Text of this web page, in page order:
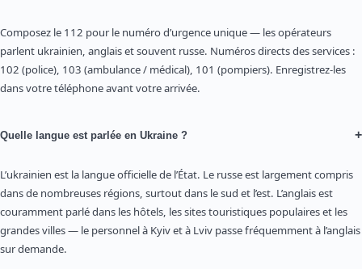
Composez le 112 pour le numéro d’urgence unique — les opérateurs
parlent ukrainien, anglais et souvent russe. Numéros directs des services :
102 (police), 103 (ambulance / médical), 101 (pompiers). Enregistrez-les
dans votre téléphone avant votre arrivée.
Quelle langue est parlée en Ukraine ? +
L’ukrainien est la langue officielle de l’État. Le russe est largement compris
dans de nombreuses régions, surtout dans le sud et l’est. L’anglais est
couramment parlé dans les hôtels, les sites touristiques populaires et les
grandes villes — le personnel à Kyiv et à Lviv passe fréquemment à l’anglais
sur demande.